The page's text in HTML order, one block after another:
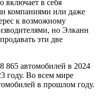
включает в себя
компаниями или даже
к возможному
но Элканн
эти две
865 автомобилей в 2024
году. Во всем мире
в прошлом году.